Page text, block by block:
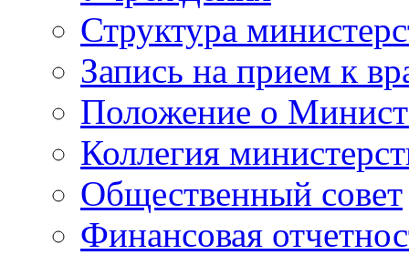
Структура
Запись на прием к
Положение о
Коллегия
Общественный совет
Финансовая